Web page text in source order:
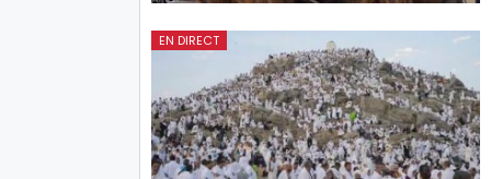
EN DIRECT